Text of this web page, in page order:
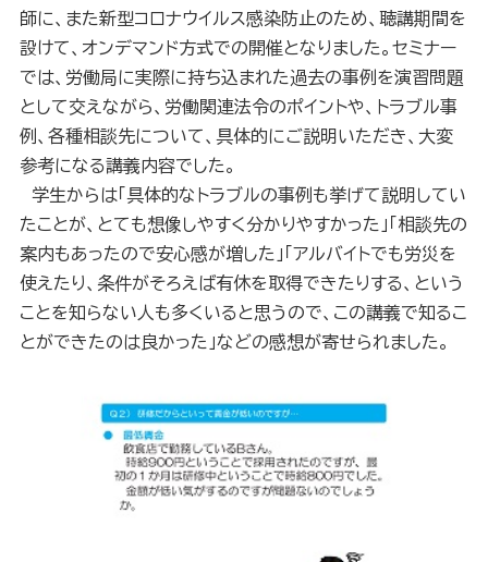
師に、また新型コロナウイルス感染防止のため、聴講期間を
設けて、オンデマンド方式での開催となりました。セミナー
では、労働局に実際に持ち込まれた過去の事例を演習問題
として交えながら、労働関連法令のポイントや、トラブル事
例、各種相談先について、具体的にご説明いただき、大変
参考になる講義内容でした。
学生からは「具体的なトラブルの事例も挙げて説明してい
たことが、とても想像しやすく分かりやすかった」「相談先の
案内もあったので安心感が増した」「アルバイトでも労災を
使えたり、条件がそろえば有休を取得できたりする、という
ことを知らない人も多くいると思うので、この講義で知るこ
とができたのは良かった」などの感想が寄せられました。